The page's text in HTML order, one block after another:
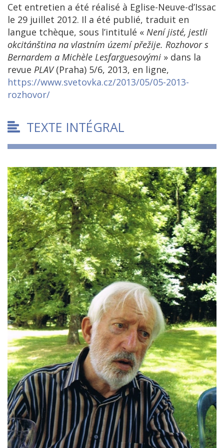
Cet entretien a été réalisé à Eglise-Neuve-d’Issac
le 29 juillet 2012. Il a été publié, traduit en
langue tchèque, sous l’intitulé « Není jisté, jestli
okcitánština na vlastním území přežije. Rozhovor s
Bernardem a Michèle Lesfarguesovými » dans la
revue PLAV(Praha) 5/6, 2013, en ligne,
https://www.svetovka.cz/2013/05/05-2013-
rozhovor/
TEXTE INTÉGRAL